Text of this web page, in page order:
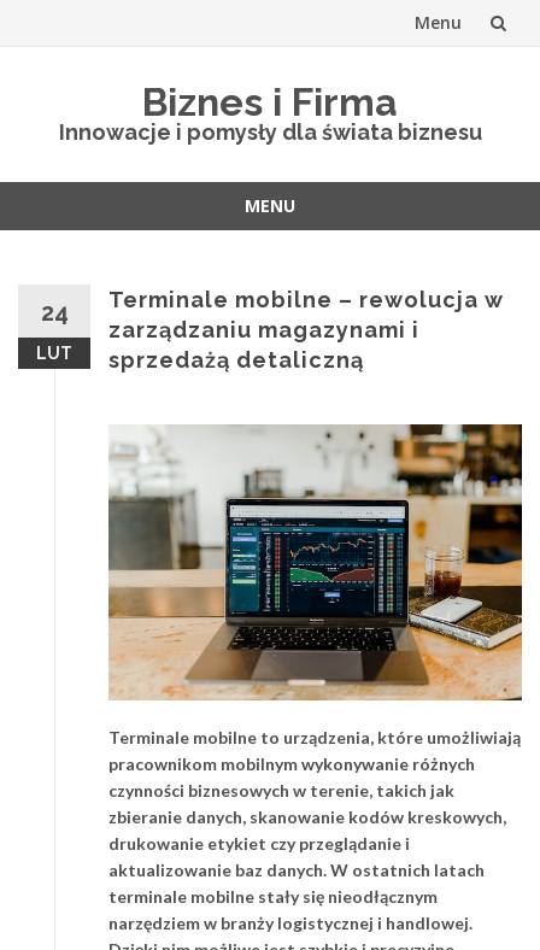
Menu
Biznes i Firma
Innowacje i pomysły dla świata biznesu
MENU
24
LUT
Terminale mobilne – rewolucja w
zarządzaniu magazynami i
sprzedażą detaliczną
Terminale mobilne to urządzenia, które umożliwiają
pracownikom mobilnym wykonywanie różnych
czynności biznesowych w terenie, takich jak
zbieranie danych, skanowanie kodów kreskowych,
drukowanie etykiet czy przeglądanie i
aktualizowanie baz danych. W ostatnich latach
terminale mobilne stały się nieodłącznym
narzędziem w branży logistycznej i handlowej.